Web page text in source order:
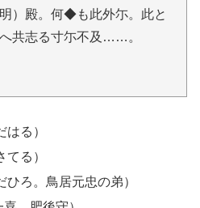
）殿。何◆も此外尓。此と
共志る寸尓不及……。
る）
る）
ろ。鳥居元忠の弟）